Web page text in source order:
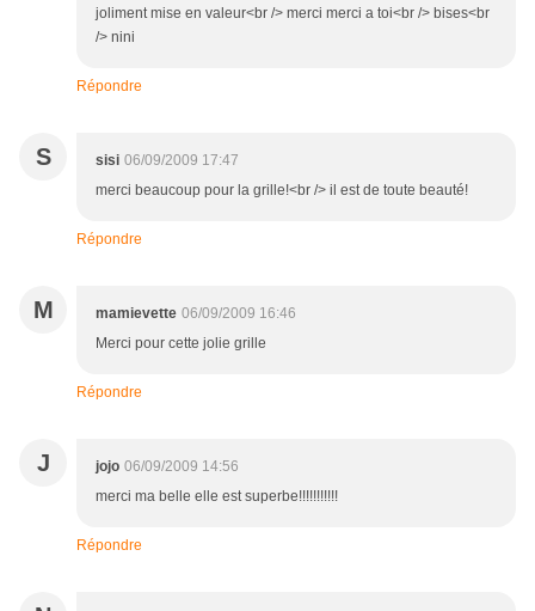
joliment mise en valeur<br /> merci merci a toi<br /> bises<br
/> nini
Répondre
S sisi 06/09/2009 17:47
merci beaucoup pour la grille!<br /> il est de toute beauté!
Répondre
M mamievette 06/09/2009 16:46
Merci pour cette jolie grille
Répondre
J jojo 06/09/2009 14:56
merci ma belle elle est superbe!!!!!!!!!!!
Répondre